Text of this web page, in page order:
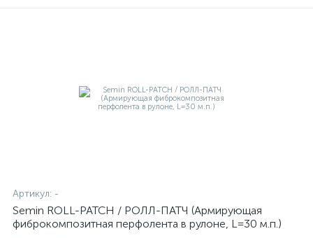
Артикул: -
Semin ROLL-PATCH / РОЛЛ-ПАТЧ (Армирующая
фиброкомпозитная перфолента в рулоне, L=30 м.п.)